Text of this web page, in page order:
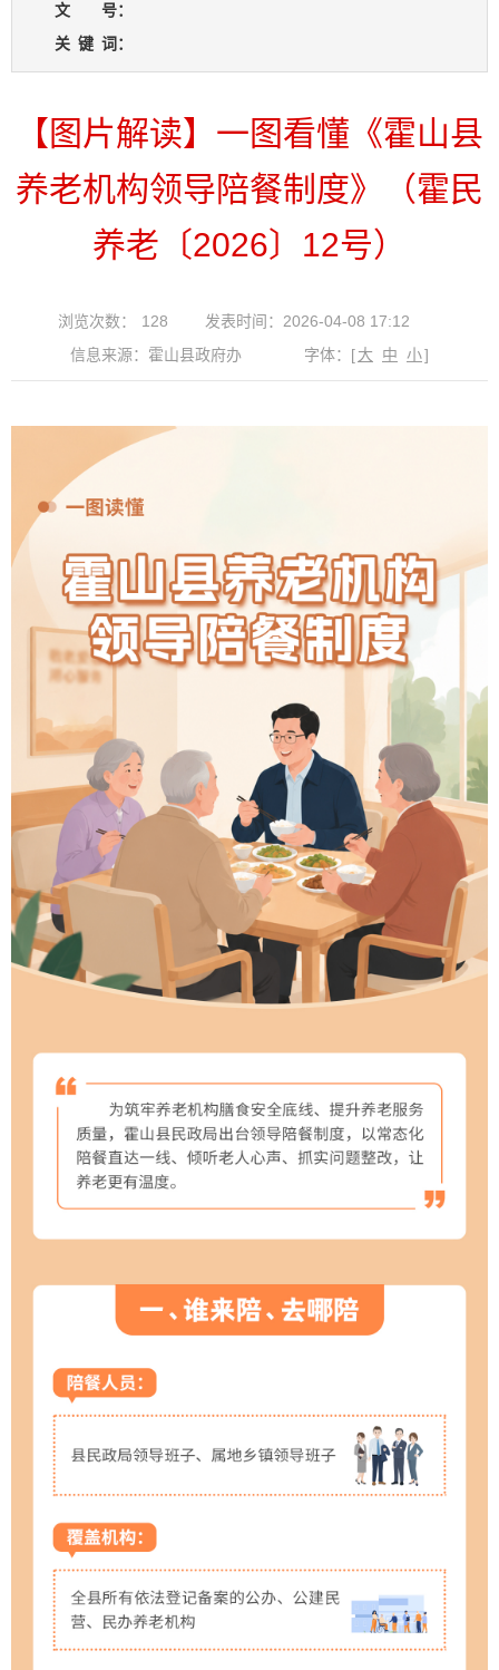
文 号：
关 键 词：
【图片解读】一图看懂《霍山县
养老机构领导陪餐制度》（霍民
养老〔2026〕12号）
浏览次数： 128
发表时间：2026-04-08 17:12
信息来源：霍山县政府办
字体： [大 中 小]